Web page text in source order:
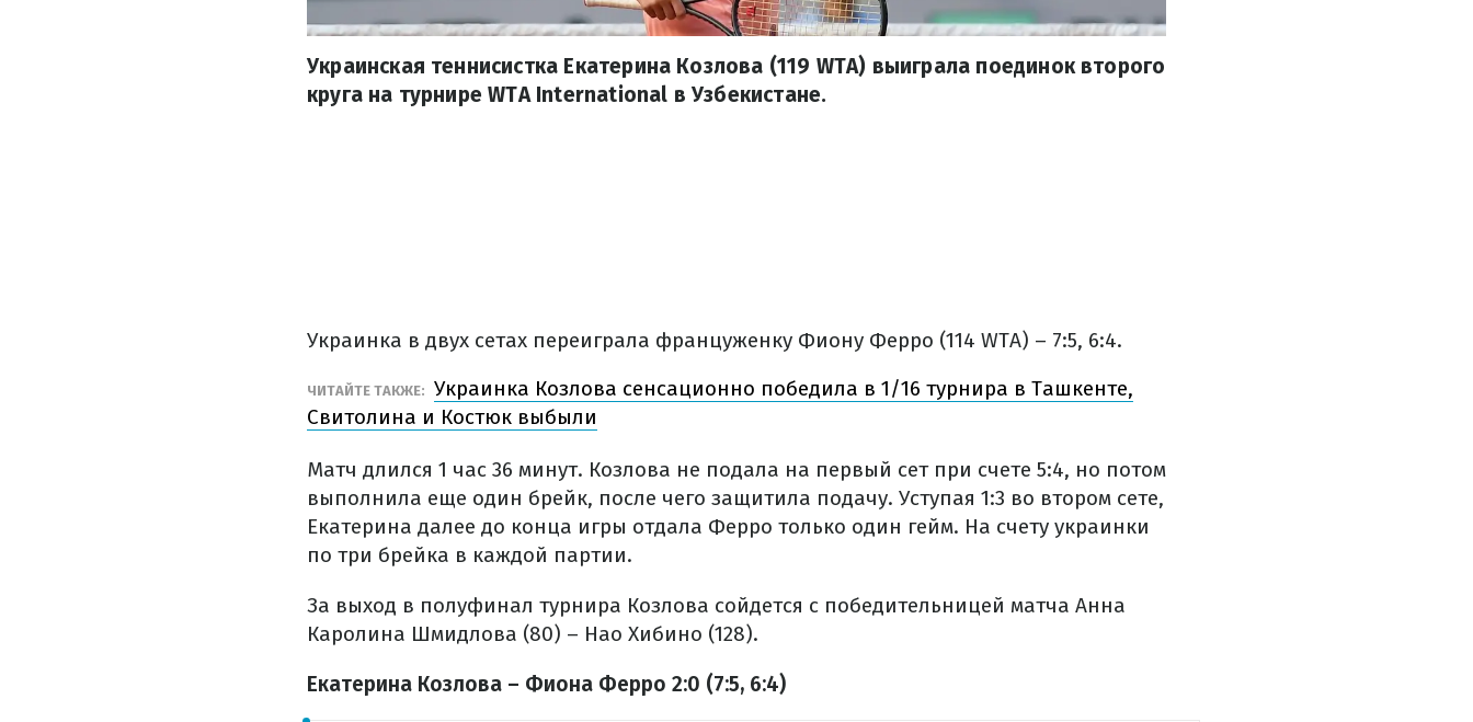
Украинская теннисистка Екатерина Козлова (119 WTA) выиграла поединок второго
круга на турнире WTA International в Узбекистане.
Украинка в двух сетах переиграла француженку Фиону Ферро (114 WTA) – 7:5, 6:4.
ЧИТАЙТЕ ТАКЖЕ: Украинка Козлова сенсационно победила в 1/16 турнира в Ташкенте,
Свитолина и Костюк выбыли
Матч длился 1 час 36 минут. Козлова не подала на первый сет при счете 5:4, но потом
выполнила еще один брейк, после чего защитила подачу. Уступая 1:3 во втором сете,
Екатерина далее до конца игры отдала Ферро только один гейм. На счету украинки
по три брейка в каждой партии.
За выход в полуфинал турнира Козлова сойдется с победительницей матча Анна
Каролина Шмидлова (80) – Нао Хибино (128).
Екатерина Козлова – Фиона Ферро 2:0 (7:5, 6:4)